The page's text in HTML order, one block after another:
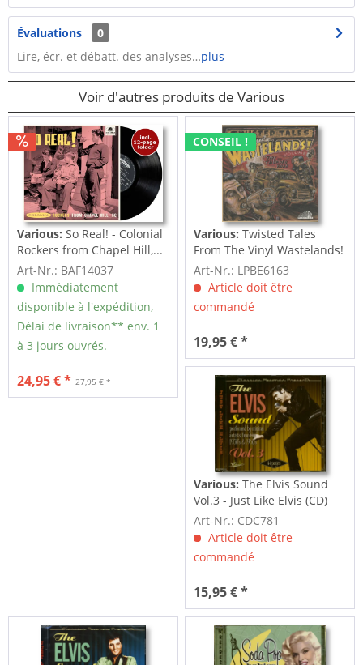
Évaluations
0
Lire, écr. et débatt. des analyses…plus
Voir d'autres produits de Various
Various: So Real! - Colonial
Rockers from Chapel Hill,...
Art-Nr.: BAF14037
Immédiatement
disponible à l'expédition,
Délai de livraison** env. 1
à 3 jours ouvrés.
27,95 € *
24,95 € *
CONSEIL !
Various: Twisted Tales
From The Vinyl Wastelands!
Vol.5...
Art-Nr.: LPBE6163
Article doit être
commandé
19,95 € *
Various: The Elvis Sound
Vol.3 - Just Like Elvis (CD)
Art-Nr.: CDC781
Article doit être
commandé
15,95 € *